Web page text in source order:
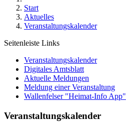
Start
Aktuelles
Veranstaltungskalender
Seitenleiste Links
Veranstaltungskalender
Digitales Amtsblatt
Aktuelle Meldungen
Meldung einer Veranstaltung
Wallenfelser "Heimat-Info App"
Veranstaltungskalender